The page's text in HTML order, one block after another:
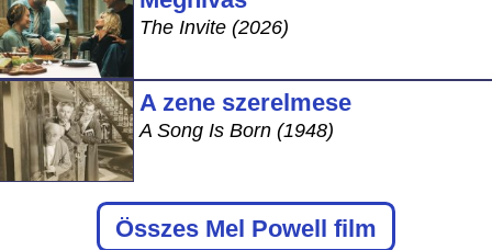
The Invite (2026)
A zene szerelmese
A Song Is Born (1948)
Összes Mel Powell film